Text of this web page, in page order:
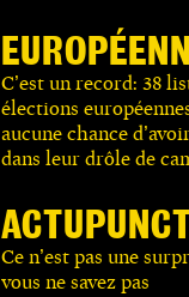
C’est un record: 38
élections
aucune chance
dans leur drôle de
Ce n’est pas une
vous ne savez pas